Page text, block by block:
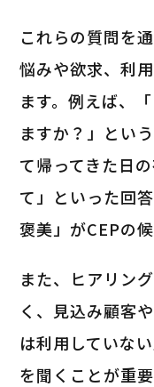
これらの質問を
悩みや欲求、利
ます。例えば、
ますか？」とい
て帰ってきた日
て」といった回
褒美」がCEPの候
また、ヒアリン
く、見込み顧客
は利用していな
を聞くことが重